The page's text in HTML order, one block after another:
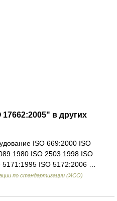
в других
ISO 669:2000 ISO
ISO 2503:1998 ISO
5171:1995 ISO 5172:2006 …
по стандартизации (ИСО)